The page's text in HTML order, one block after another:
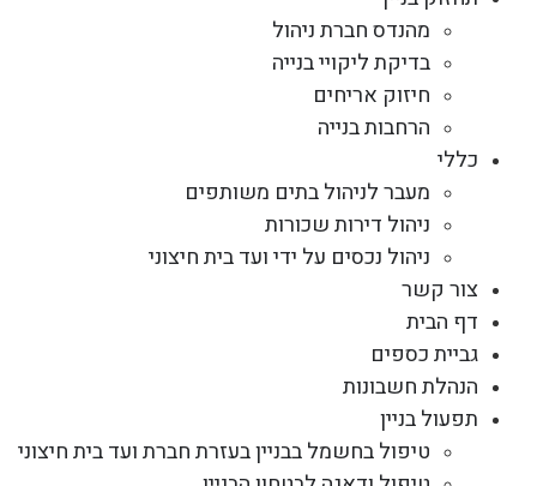
מהנדס חברת ניהול
בדיקת ליקויי בנייה
חיזוק אריחים
הרחבות בנייה
כללי
מעבר לניהול בתים משותפים
ניהול דירות שכורות
ניהול נכסים על ידי ועד בית חיצוני
צור קשר
דף הבית
גביית כספים
הנהלת חשבונות
תפעול בניין
טיפול בחשמל בבניין בעזרת חברת ועד בית חיצוני